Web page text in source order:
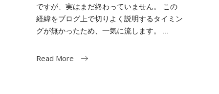
ですが、実はまだ終わっていません。 この
経緯をブログ上で切りよく説明するタイミン
グが無かったため、一気に流します。
Read More